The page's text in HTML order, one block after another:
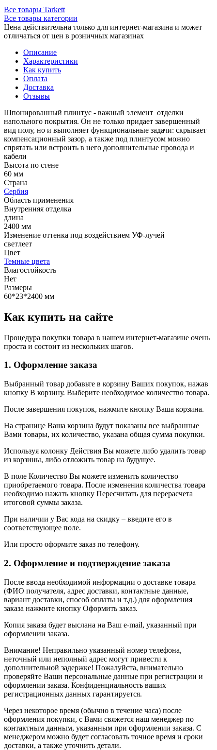
Все товары Tarkett
Все товары категории
Цена действительна только для интернет-магазина и может
отличаться от цен в розничных магазинах
Описание
Характеристики
Как купить
Оплата
Доставка
Отзывы
Шпонированный плинтус - важный элемент отделки
напольного покрытия. Он не только придает завершенный
вид полу, но и выполняет функциональные задачи: скрывает
компенсационный зазор, а также под плинтусом можно
спрятать или встроить в него дополнительные провода и
кабели
Высота по стене
60 мм
Страна
Сербия
Область применения
Внутренняя отделка
длина
2400 мм
Изменение оттенка под воздействием УФ-лучей
светлеет
Цвет
Темные цвета
Влагостойкость
Нет
Размеры
60*23*2400 мм
Как купить на сайте
Процедура покупки товара в нашем интернет-магазине очень
проста и состоит из нескольких шагов.
1. Оформление заказа
Выбранный товар добавьте в корзину Ваших покупок, нажав
кнопку В корзину. Выберите необходимое количество товара.
После завершения покупок, нажмите кнопку Ваша корзина.
На странице Ваша корзина будут показаны все выбранные
Вами товары, их количество, указана общая сумма покупки.
Используя колонку Действия Вы можете либо удалить товар
из корзины, либо отложить товар на будущее.
В поле Количество Вы можете изменить количество
приобретаемого товара. После изменения количества товара
необходимо нажать кнопку Пересчитать для перерасчета
итоговой суммы заказа.
При наличии у Вас кода на скидку – введите его в
соответствующее поле.
Или просто оформите заказ по телефону.
2. Оформление и подтверждение заказа
После ввода необходимой информации о доставке товара
(ФИО получателя, адрес доставки, контактные данные,
вариант доставки, способ оплаты и т.д.) для оформления
заказа нажмите кнопку Оформить заказ.
Копия заказа будет выслана на Ваш e-mail, указанный при
оформлении заказа.
Внимание! Неправильно указанный номер телефона,
неточный или неполный адрес могут привести к
дополнительной задержке! Пожалуйста, внимательно
проверяйте Ваши персональные данные при регистрации и
оформлении заказа. Конфиденциальность ваших
регистрационных данных гарантируется.
Через некоторое время (обычно в течение часа) после
оформления покупки, с Вами свяжется наш менеджер по
контактным данным, указанным при оформлении заказа. С
менеджером можно будет согласовать точное время и сроки
доставки, а также уточнить детали.